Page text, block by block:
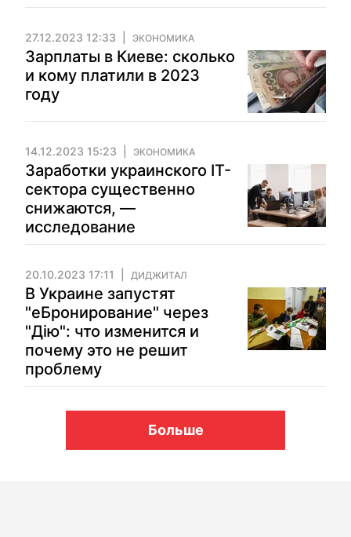
27.12.2023 12:33 ЭКОНОМИКА
Зарплаты в Киеве: сколько
и кому платили в 2023
году
14.12.2023 15:23 ЭКОНОМИКА
Заработки украинского IT-
сектора существенно
снижаются, —
исследование
20.10.2023 17:11 ДИДЖИТАЛ
В Украине запустят
"еБронирование" через
"Дію": что изменится и
почему это не решит
проблему
Больше